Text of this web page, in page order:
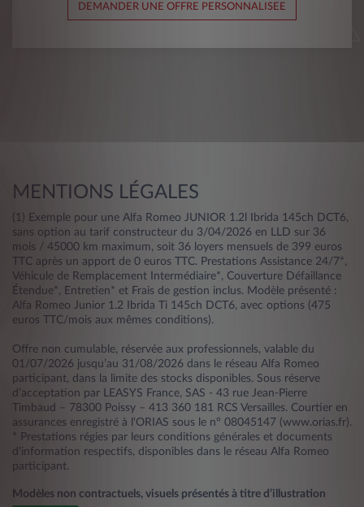
DEMANDER UNE OFFRE PERSONNALISEE
MENTIONS LÉGALES
(1) Exemple pour une Alfa Romeo JUNIOR 1.2l Ibrida 145ch DCT6,
sans option au tarif constructeur du 3/04/2026 en LLD sur 36
mois / 45000 km maximum, soit 36 loyers mensuels de 399 euros
TTC après un apport de 0 euros TTC. Prestations Assistance 24/7*,
Véhicule de Remplacement Intermédiaire*, Couverture Défaillance
Étendue*, Entretien* et Frais de gestion inclus. Modèle présenté :
Alfa Romeo Junior 1.2 Ibrida Ti 145ch DCT6, avec options (475
euros TTC/mois aux mêmes conditions).
Offre non cumulable, réservée aux professionnels, valable du
01/07/2026 jusqu’au 31/08/2026 dans le réseau Alfa Romeo
participant, dans la limite des stocks disponibles. Sous réserve
d’acceptation par LEASYS France, SAS - 43 rue Jean-Pierre
Timbaud – 78300 Poissy – 413 360 181 RCS Versailles. Courtier en
assurances enregistré à l'ORIAS sous le n° 08045147 (www.orias.fr).
* Prestations régies par leurs conditions générales et documents
d'information respectifs, disponibles dans le réseau Alfa Romeo
participant.
Modèles non contractuels, visuels présentés à titre d’illustration